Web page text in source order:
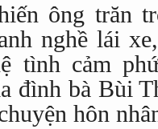
ông trăn
nghề lái
tình cảm
đình bà Bùi
hôn